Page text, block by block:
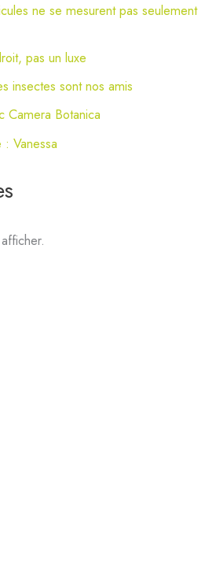
ne se mesurent pas seulement
pas un luxe
insectes sont nos amis
Camera Botanica
: Vanessa